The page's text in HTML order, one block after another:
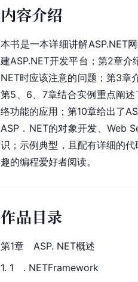
内容介绍
本书是一本详细讲解ASP.NET
建ASP.NET开发平台；第2章
NET时应该注意的问题；第3章
第5、6、7章结合实例重点阐
络功能的应用；第10章给出了
ASP．NET的对象开发、Web
识；示例典型，且配有详细的
趣的编程爱好者阅读。
作品目录
第1章　ASP. NET概述
1. 1　. NETFramework